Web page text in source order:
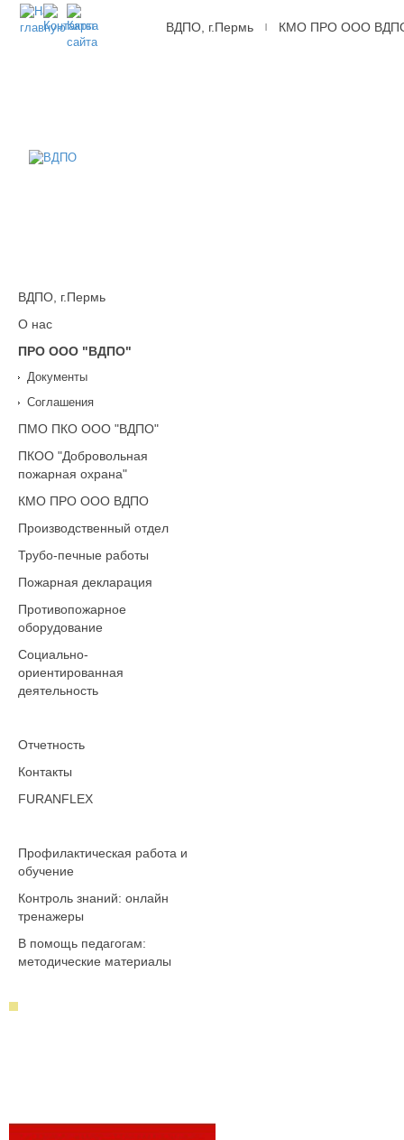
ВДПО, г.Пермь КМО ПРО ООО
ВДПО, г.Пермь
О нас
ПРО ООО "ВДПО"
Документы
Соглашения
ПМО ПКО ООО "ВДПО"
ПКОО "Добровольная
пожарная охрана"
КМО ПРО ООО ВДПО
Производственный отдел
Трубо-печные работы
Пожарная декларация
Противопожарное
оборудование
Социально-
ориентированная
деятельность
Отчетность
Контакты
FURANFLEX
Профилактическая работа и
обучение
Контроль знаний: онлайн
тренажеры
В помощь педагогам:
методические материалы